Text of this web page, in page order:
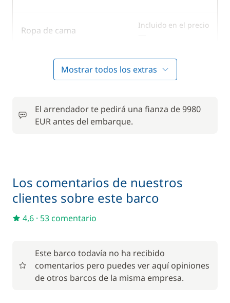
Ropa de cama Incluido en el precio
/ noche
Mostrar todos los extras
El arrendador te pedirá una fianza de 9980
EUR antes del embarque.
Los comentarios de nuestros
clientes sobre este barco
4,6 · 53 comentario
Este barco todavía no ha recibido
comentarios pero puedes ver aquí opiniones
de otros barcos de la misma empresa.